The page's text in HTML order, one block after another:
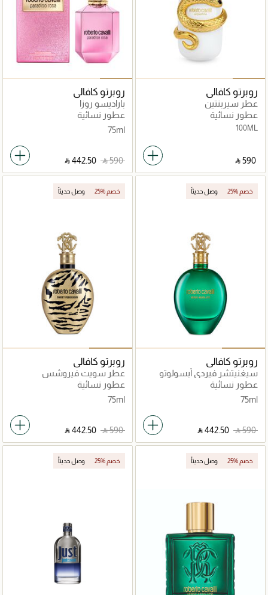
روبرتو كافالي
عطر سيربنتين
عطور نسائية
100ML
‎ ⃁ ⁦590⁩ ‎
روبرتو كافالي
باراديسو روزا
عطور نسائية
75ml
‎ ⃁ ⁦590⁩ ‎
‎ ⃁ ⁦442.50⁩ ‎
25% خصم وصل حديثاً
روبرتو كافالي
سيغنيتشر فيردي أبسولوتو
عطور نسائية
75ml
‎ ⃁ ⁦590⁩ ‎
‎ ⃁ ⁦442.50⁩ ‎
25% خصم وصل حديثاً
روبرتو كافالي
عطر سويت فيروشس
عطور نسائية
75ml
‎ ⃁ ⁦590⁩ ‎
‎ ⃁ ⁦442.50⁩ ‎
25% خصم وصل حديثاً 25% خصم وصل حديثاً